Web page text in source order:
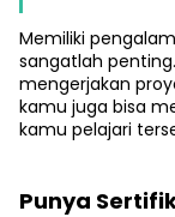
Memiliki
sangatlah
mengerjakan
kamu juga bisa
kamu pelajari
Punya